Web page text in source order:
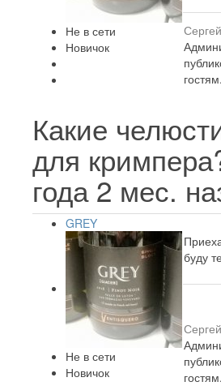
Не в сети
Новичок
Сергей
гостям.
Какие
для
года 2 мес.
GREY
Не в сети
Новичок
буду
Сергей
гостям.